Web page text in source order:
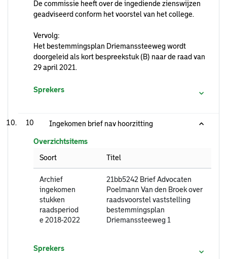
De commissie heeft over de ingediende zienswijzen
geadviseerd conform het voorstel van het college.
Vervolg:
Het bestemmingsplan Driemanssteeweg wordt
doorgeleid als kort bespreekstuk (B) naar de raad van
29 april 2021.
Sprekers
10 Ingekomen brief nav hoorzitting
Overzichtsitems
Soort
Titel
Archief
ingekomen
stukken
raadsperiod
e 2018-2022
21bb5242 Brief Advocaten
Poelmann Van den Broek over
raadsvoorstel vaststelling
bestemmingsplan
Driemanssteeweg 1
Sprekers